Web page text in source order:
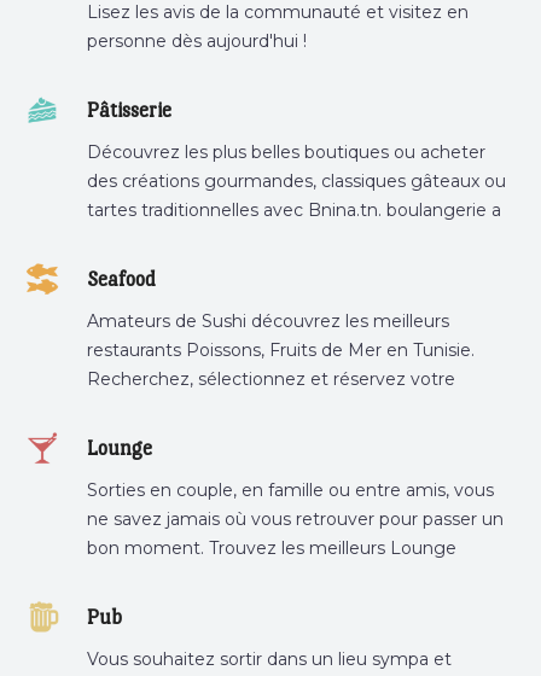
Lisez les avis de la communauté et visitez en
personne dès aujourd'hui !
Pâtisserie
Découvrez les plus belles boutiques ou acheter
des créations gourmandes, classiques gâteaux ou
tartes traditionnelles avec Bnina.tn. boulangerie a
tunis, pâtisserie sousse .
Seafood
Amateurs de Sushi découvrez les meilleurs
restaurants Poissons, Fruits de Mer en Tunisie.
Recherchez, sélectionnez et réservez votre
Lounge
Sorties en couple, en famille ou entre amis, vous
ne savez jamais où vous retrouver pour passer un
bon moment. Trouvez les meilleurs Lounge
Pub
Vous souhaitez sortir dans un lieu sympa et